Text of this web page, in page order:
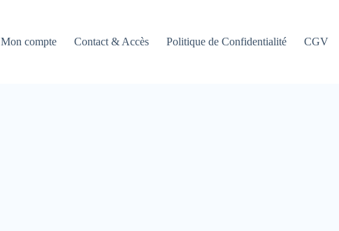
Mon compte Contact & Accès Politique de Confidentialité CGV